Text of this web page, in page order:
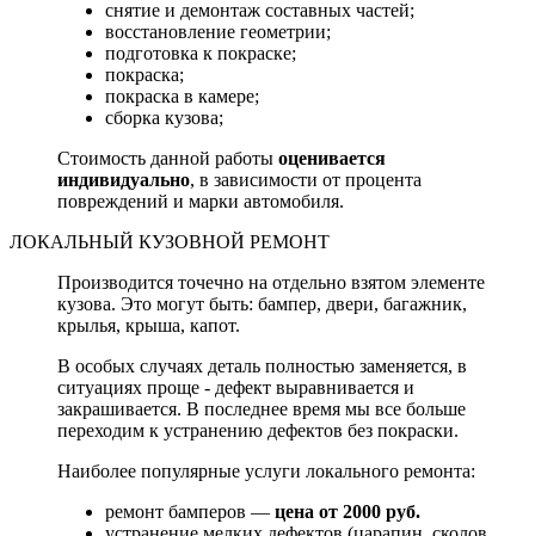
снятие и демонтаж составных частей;
восстановление геометрии;
подготовка к покраске;
покраска;
покраска в камере;
сборка кузова;
Стоимость данной работы оценивается
индивидуально, в зависимости от процента
повреждений и марки автомобиля.
ЛОКАЛЬНЫЙ КУЗОВНОЙ РЕМОНТ
Производится точечно на отдельно взятом элементе
кузова. Это могут быть: бампер, двери, багажник,
крылья, крыша, капот.
В особых случаях деталь полностью заменяется, в
ситуациях проще - дефект выравнивается и
закрашивается. В последнее время мы все больше
переходим к устранению дефектов без покраски.
Наиболее популярные услуги локального ремонта:
ремонт бамперов — цена от 2000 руб.